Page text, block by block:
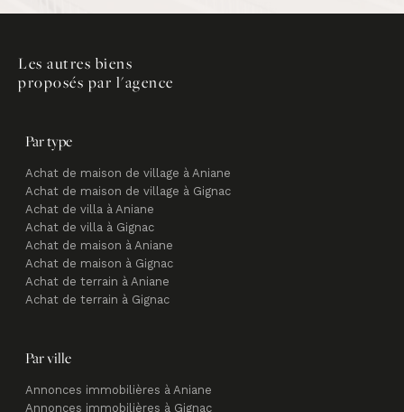
Les autres biens
proposés par l'agence
Par type
Achat de maison de village à Aniane
Achat de maison de village à Gignac
Achat de villa à Aniane
Achat de villa à Gignac
Achat de maison à Aniane
Achat de maison à Gignac
Achat de terrain à Aniane
Achat de terrain à Gignac
Par ville
Annonces immobilières à Aniane
Annonces immobilières à Gignac